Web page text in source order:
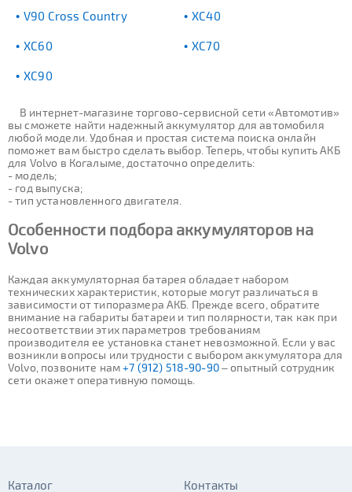
V90 Cross Country XC40
XC60 XC70
XC90
В интернет-магазине торгово-сервисной сети «Автомотив»
вы сможете найти надежный аккумулятор для автомобиля
любой модели. Удобная и простая система поиска онлайн
поможет вам быстро сделать выбор. Теперь, чтобы купить АКБ
для Volvo в Когалыме, достаточно определить:
- модель;
- год выпуска;
- тип установленного двигателя.
Особенности подбора аккумуляторов на
Volvo
Каждая аккумуляторная батарея обладает набором
технических характеристик, которые могут различаться в
зависимости от типоразмера АКБ. Прежде всего, обратите
внимание на габариты батареи и тип полярности, так как при
несоответствии этих параметров требованиям
производителя ее установка станет невозможной. Если у вас
возникли вопросы или трудности с выбором аккумулятора для
Volvo, позвоните нам+7 (912) 518-90-90– опытный сотрудник
сети окажет оперативную помощь.
Каталог Контакты